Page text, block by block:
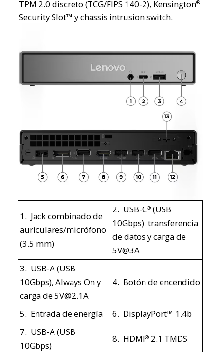
TPM 2.0 discreto (TCG/FIPS 140-2), Kensington®
Security Slot™ y chassis intrusion switch.
1. Jack combinado de
auriculares/micrófono
(3.5 mm)
2. USB-C®(USB
10Gbps), transferencia
de datos y carga de
5V@3A
3. USB-A (USB
10Gbps), Always On y
carga de 5V@2.1A
4. Botón de encendido
5. Entrada de energía
6. DisplayPort™ 1.4b
7. USB-A (USB
10Gbps)
8. HDMI®2.1 TMDS